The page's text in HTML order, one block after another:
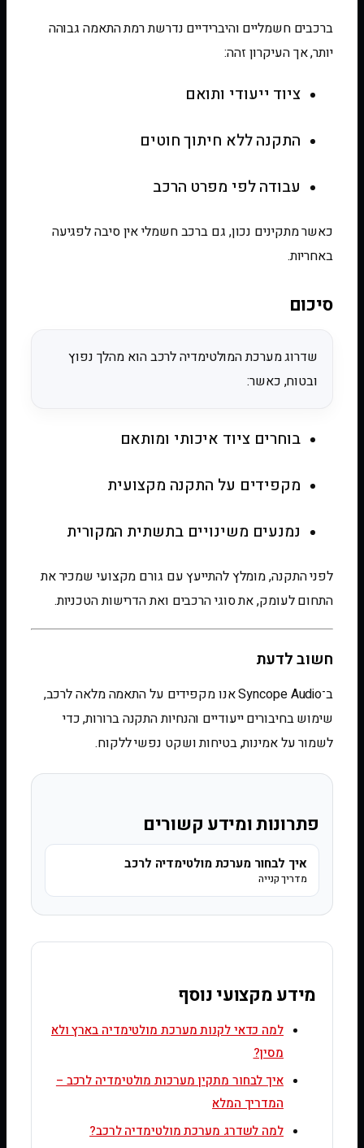
ברכבים חשמליים והיברידיים נדרשת רמת התאמה גבוהה
יותר, אך העיקרון זהה:
ציוד ייעודי ותואם
התקנה ללא חיתוך חוטים
עבודה לפי מפרט הרכב
כאשר מתקינים נכון, גם ברכב חשמלי אין סיבה לפגיעה
באחריות.
סיכום
שדרוג מערכת המולטימדיה לרכב הוא מהלך נפוץ
ובטוח, כאשר:
בוחרים ציוד איכותי ומותאם
מקפידים על התקנה מקצועית
נמנעים משינויים בתשתית המקורית
לפני התקנה, מומלץ להתייעץ עם גורם מקצועי שמכיר את
התחום לעומק, את סוגי הרכבים ואת הדרישות הטכניות.
חשוב לדעת
ב־Syncope Audio אנו מקפידים על התאמה מלאה לרכב,
שימוש בחיבורים ייעודיים והנחיות התקנה ברורות, כדי
לשמור על אמינות, בטיחות ושקט נפשי ללקוח.
פתרונות ומידע קשורים
איך לבחור מערכת מולטימדיה לרכב
מדריך קנייה
מידע מקצועי נוסף
למה כדאי לקנות מערכת מולטימדיה בארץ ולא
מסין?
איך לבחור מתקין מערכות מולטימדיה לרכב –
המדריך המלא
למה לשדרג מערכת מולטימדיה לרכב?